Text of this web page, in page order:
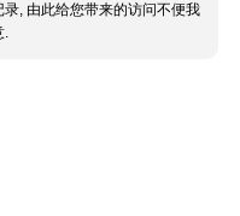
, 由此给您带来的访问不便我
.